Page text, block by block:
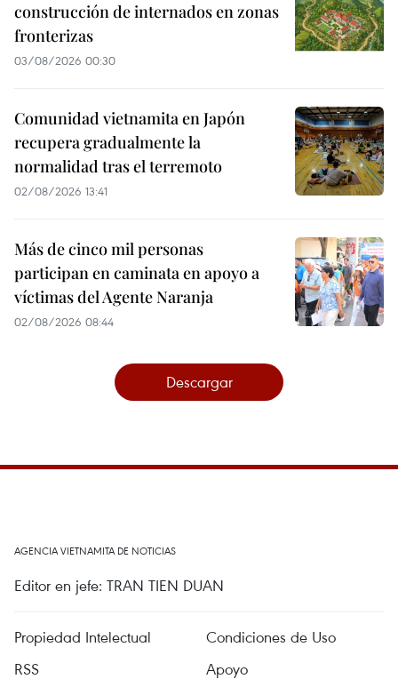
construcción de internados en zonas
fronterizas
03/08/2026 00:30
Comunidad vietnamita en Japón
recupera gradualmente la
normalidad tras el terremoto
02/08/2026 13:41
Más de cinco mil personas
participan en caminata en apoyo a
víctimas del Agente Naranja
02/08/2026 08:44
Descargar
AGENCIA VIETNAMITA DE NOTICIAS
Editor en jefe: TRAN TIEN DUAN
Propiedad Intelectual
Condiciones de Uso
RSS
Apoyo